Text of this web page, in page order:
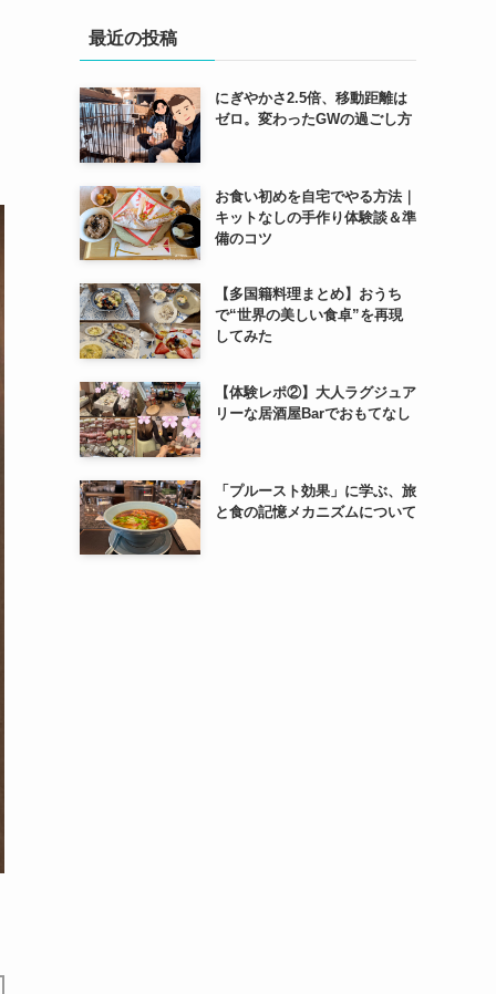
最近の投稿
にぎやかさ2.5倍、移動距離は
ゼロ。変わったGWの過ごし方
お食い初めを自宅でやる方法｜
キットなしの手作り体験談＆準
備のコツ
【多国籍料理まとめ】おうち
で“世界の美しい食卓”を再現
してみた
【体験レポ②】大人ラグジュア
リーな居酒屋Barでおもてなし
「プルースト効果」に学ぶ、旅
と食の記憶メカニズムについて